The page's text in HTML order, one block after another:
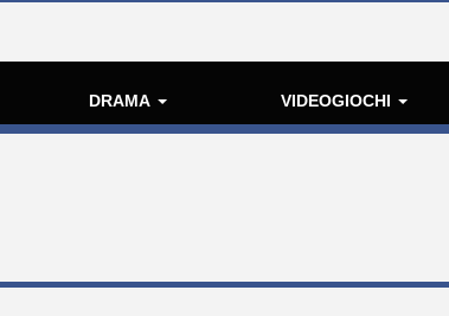
DRAMA VIDEOGIOCHI